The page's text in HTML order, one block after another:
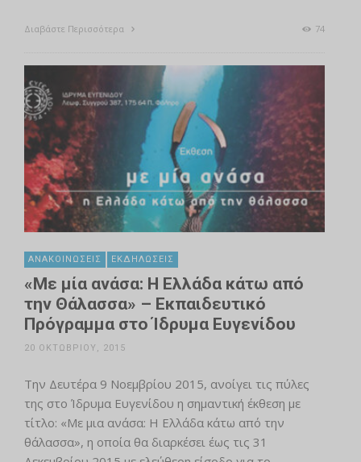
Διαβάστε Περισσότερα 74
ΑΝΑΚΟΙΝΏΣΕΙΣ ΕΚΔΗΛΏΣΕΙΣ
«Με μία ανάσα: Η Ελλάδα κάτω από
την Θάλασσα» – Εκπαιδευτικό
Πρόγραμμα στο Ίδρυμα Ευγενίδου
20 ΟΚΤΩΒΡΊΟΥ, 2015
Την Δευτέρα 9 Νοεμβρίου 2015, ανοίγει τις πύλες
της στο Ίδρυμα Ευγενίδου η σημαντική έκθεση με
τίτλο: «Με μια ανάσα: Η Ελλάδα κάτω από την
θάλασσα», η οποία θα διαρκέσει έως τις 31